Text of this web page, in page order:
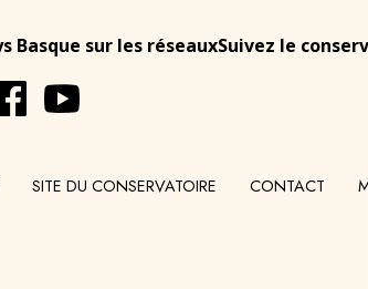
Basque sur les réseauxSuivez le
SITE DU CONSERVATOIRE CONTACT